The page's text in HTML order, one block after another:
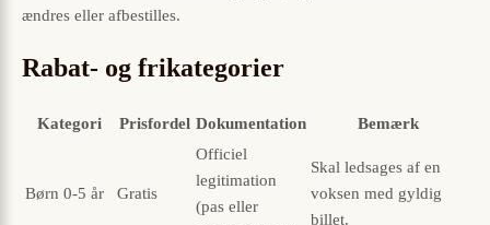
ændres eller afbestilles.
Rabat- og frikategorier
Kategori Prisfordel Dokumentation Bemærk
Børn 0-5 år Gratis
Officiel
legitimation
(pas eller
Skal ledsages af en
voksen med gyldig
billet.